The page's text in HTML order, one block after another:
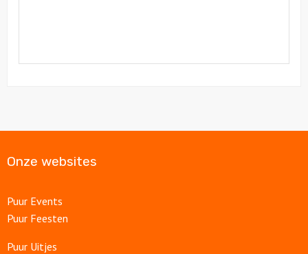
Onze websites
Puur Events
Puur Feesten
Puur Uitjes